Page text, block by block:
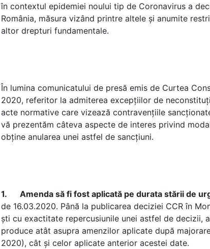
în contextul epidemiei noului tip de Coronavirus a
România, măsura vizând printre altele și anumite
altor drepturi fundamentale.
În lumina comunicatului de presă emis de Curtea
2020, referitor la admiterea excepțiilor de
acte normative care vizează contravențiile
vă prezentăm câteva aspecte de interes privind
obține anularea unei astfel de sancțiuni.
1. Amenda să fi fost aplicată pe durata stării de
de 16.03.2020. Până la publicarea deciziei CCR în
ști cu exactitate repercusiunile unei astfel de decizii,
produce atât asupra amenzilor aplicate după
2020), cât și celor aplicate anterior acestei date.